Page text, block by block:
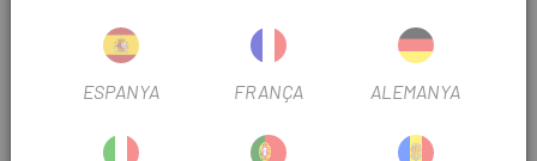
situacions desenvolupades en entorns on la presència del
ESPANYA FRANÇA ALEMANYA